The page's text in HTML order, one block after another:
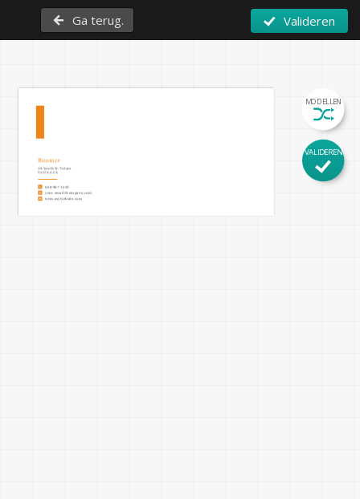
Ga terug. Valideren
MODELLEN
VALIDEREN
www.mywebsite.com
48 South St. Tulare
93274.0 CA
608-967-1020
your.email@company.com
Bedrijf